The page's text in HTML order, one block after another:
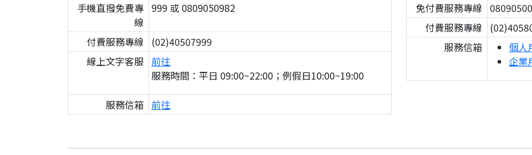
手機直撥免費專
線
999 或 0809050982
付費服務專線
(02)40507999
線上文字客服 前往
服務時間：平日 09:00~22:00；例假日10:00~19:00
服務信箱 前往
免付費服務專線
付費服務專線
服務信箱
個人
企業